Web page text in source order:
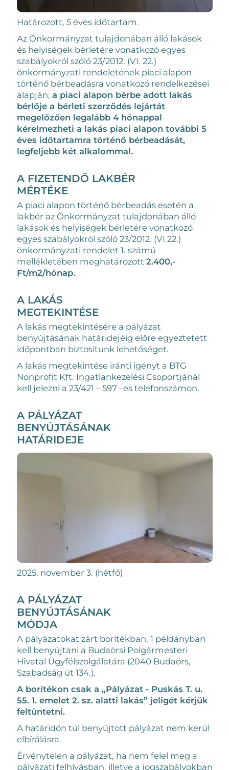
Határozott, 5 éves időtartam.
Az Önkormányzat tulajdonában álló lakások
és helyiségek bérletére vonatkozó egyes
szabályokról szóló 23/2012. (VI. 22.)
önkormányzati rendeletének piaci alapon
történő bérbeadásra vonatkozó rendelkezései
alapján, a piaci alapon bérbe adott lakás
bérlője a bérleti szerződés lejártát
megelőzően legalább 4 hónappal
kérelmezheti a lakás piaci alapon további 5
éves időtartamra történő bérbeadását,
legfeljebb két alkalommal.
A FIZETENDŐ LAKBÉR
MÉRTÉKE
A piaci alapon történő bérbeadás esetén a
lakbér az Önkormányzat tulajdonában álló
lakások és helyiségek bérletére vonatkozó
egyes szabályokról szóló 23/2012. (VI.22.)
önkormányzati rendelet 1. számú
mellékletében meghatározott 2.400,-
Ft/m2/hónap.
A LAKÁS
MEGTEKINTÉSE
A lakás megtekintésére a pályázat
benyújtásának határidejéig előre egyeztetett
időpontban biztosítunk lehetőséget.
A lakás megtekintése iránti igényt a BTG
Nonprofit Kft. Ingatlankezelési Csoportjánál
kell jelezni a 23/421 – 597 –es telefonszámon.
A PÁLYÁZAT
BENYÚJTÁSÁNAK
HATÁRIDEJE
2025. november 3. (hétfő)
A PÁLYÁZAT
BENYÚJTÁSÁNAK
MÓDJA
A pályázatokat zárt borítékban, 1 példányban
kell benyújtani a Budaörsi Polgármesteri
Hivatal Ügyfélszolgálatára (2040 Budaörs,
Szabadság út 134.).
A borítékon csak a „Pályázat - Puskás T. u.
55. 1. emelet 2. sz. alatti lakás” jeligét kérjük
feltüntetni.
A határidőn túl benyújtott pályázat nem kerül
elbírálásra.
Érvénytelen a pályázat, ha nem felel meg a
pályázati felhívásban, illetve a jogszabályokban